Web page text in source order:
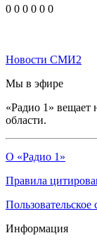
0 0 0 0 0 0
Новости СМИ2
Мы в эфире
«Радио 1» вещает
области.
О «Радио 1»
Правила
Пользовательское
Информация